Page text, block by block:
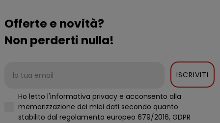
Offerte e novità?
Non perderti nulla!
ISCRIVITI
Ho letto l'informativa privacy e acconsento alla
memorizzazione dei miei dati secondo quanto
stabilito dal regolamento europeo 679/2016, GDPR